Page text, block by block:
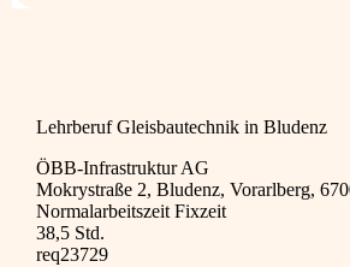
Lehrberuf Gleisbautechnik in Bludenz
ÖBB-Infrastruktur AG
Mokrystraße 2, Bludenz, Vorarlberg,
Normalarbeitszeit Fixzeit
38,5 Std.
req23729